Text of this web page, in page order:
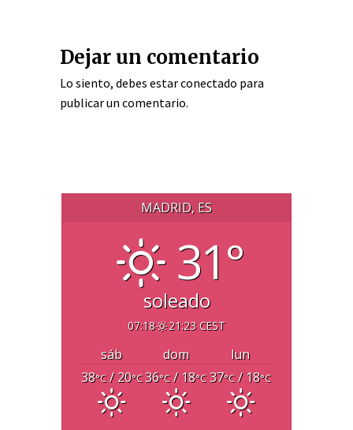
Dejar un comentario
Lo siento, debes estarconectado para
publicar un comentario.
MADRID, ES
31°
soleado
07:18 21:23 CEST
sáb dom
lun
38°C/ 20°C36°C/ 18°C 37°C/ 18°C